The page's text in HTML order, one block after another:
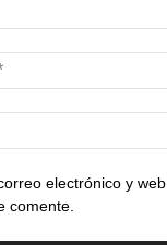
electrónico y
comente.